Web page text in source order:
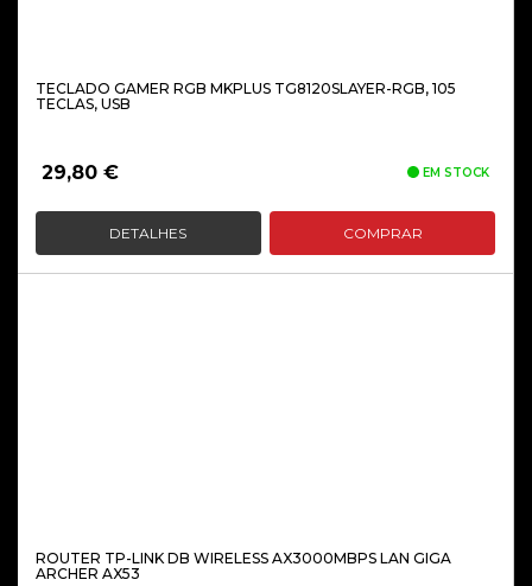
TECLADO GAMER RGB MKPLUS TG8120SLAYER-RGB, 105
TECLAS, USB
29,80 € EM STOCK
DETALHES COMPRAR
ROUTER TP-LINK DB WIRELESS AX3000MBPS LAN GIGA
ARCHER AX53